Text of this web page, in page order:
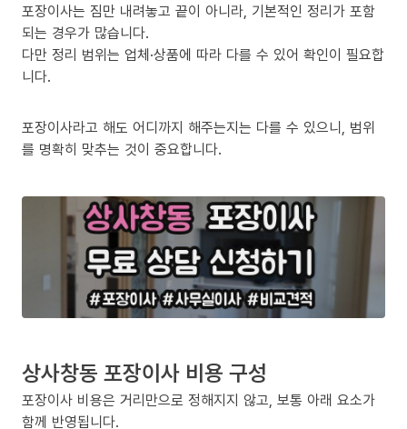
포장이사는 짐만 내려놓고 끝이 아니라, 기본적인 정리가 포함
되는 경우가 많습니다.
다만 정리 범위는 업체·상품에 따라 다를 수 있어 확인이 필요합
니다.
포장이사라고 해도 어디까지 해주는지는 다를 수 있으니, 범위
를 명확히 맞추는 것이 중요합니다.
상사창동 포장이사 비용 구성
포장이사 비용은 거리만으로 정해지지 않고, 보통 아래 요소가
함께 반영됩니다.